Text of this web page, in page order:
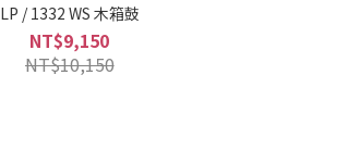
LP / 1332 WS 木箱鼓
NT$9,150
NT$10,150